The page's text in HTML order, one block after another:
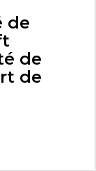
de
de
de